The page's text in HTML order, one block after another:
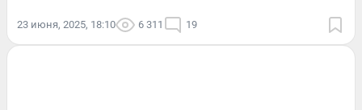
23 июня, 2025, 18:10 6 311 19